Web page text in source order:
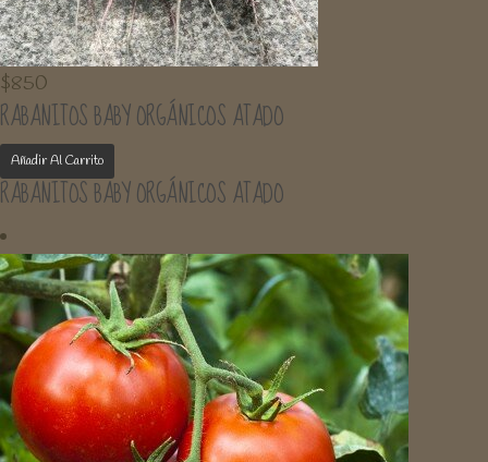
$850
RABANITOS BABY ORGÁNICOS ATADO
Añadir Al Carrito
RABANITOS BABY ORGÁNICOS ATADO